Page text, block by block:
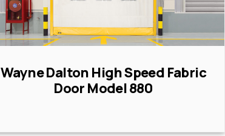
Wayne Dalton High Speed Fabric
Door Model 880